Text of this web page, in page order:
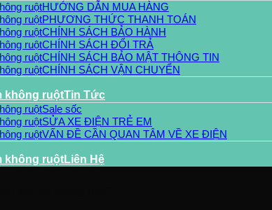
HƯỚNG DẪN MUA HÀNG
PHƯƠNG THỨC THANH TOÁN
CHÍNH SÁCH BẢO HÀNH
CHÍNH SÁCH ĐỔI TRẢ
CHÍNH SÁCH BẢO MẬT THÔNG TIN
CHÍNH SÁCH VẬN CHUYỂN
Tin Tức
Sale sốc
SỬA XE ĐIỆN TRẺ EM
VẤN ĐỀ CẦN QUAN TÂM VỀ XE ĐIỆN
Liên Hệ